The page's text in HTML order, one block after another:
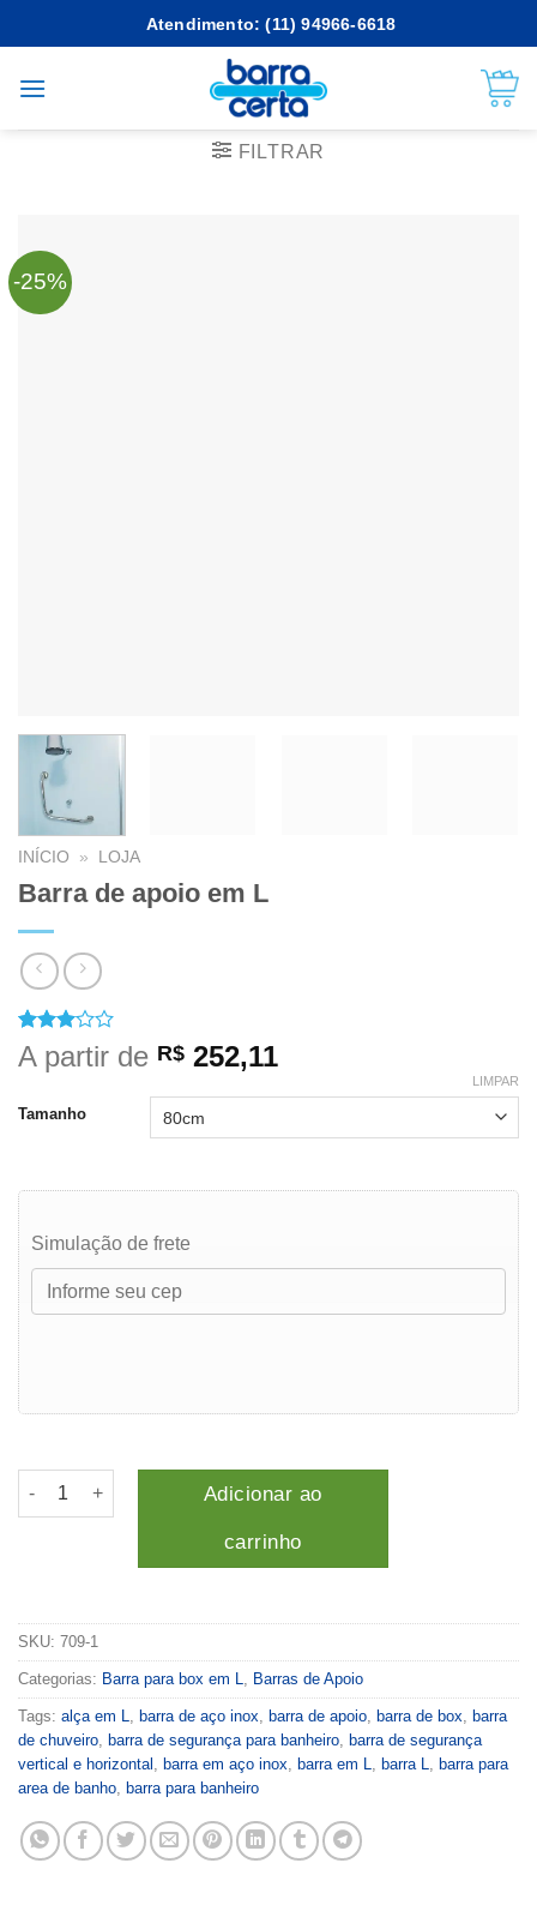
to
Atendimento: (11) 94966-6618
FILTRAR
-25%
INÍCIO » LOJA
Barra de apoio em L
Avaliado
como
de 5,
com
1
de
cliente
A partir de R$ 252,11
Tamanho
LIMPAR
Simulação de frete
Barra de apoio em L quantidade
Adicionar ao
carrinho
SKU: 709-1
Categorias: Barra para box em L Barras de Apoio
Tags: alça em L barra de aço inox barra de apoio barra de box barra
de chuveiro barra de segurança para banheiro barra de segurança
vertical e horizontal barra em aço inox barra em L barra L
barra para
area de banho barra para banheiro